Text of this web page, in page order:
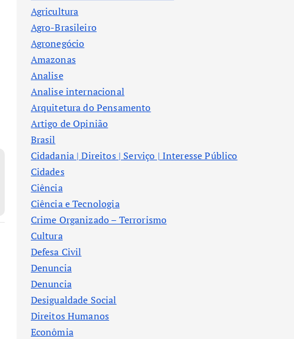
Agricultura
Agro-Brasileiro
Agronegócio
Amazonas
Analise
Analise internacional
Arquitetura do Pensamento
Artigo de Opinião
Brasil
Cidadania | Direitos | Serviço | Interesse Público
Cidades
Ciência
Ciência e Tecnologia
Crime Organizado – Terrorismo
Cultura
Defesa Civil
Denuncia
Denuncia
Desigualdade Social
Direitos Humanos
Econômia